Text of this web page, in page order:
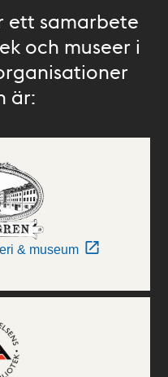
ett samarbete
och museer i
är:
& museum